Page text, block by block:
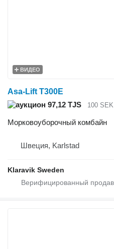
ВИДЕО
Asa-Lift T300E
97,12 TJS
100 SEK
Морковоуборочный комбайн
Швеция, Karlstad
Klaravik Sweden